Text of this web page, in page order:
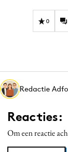
Influencer
Interne
Media
Merkstrategie
PR
0
Redactie
Reacties:
Om een reactie